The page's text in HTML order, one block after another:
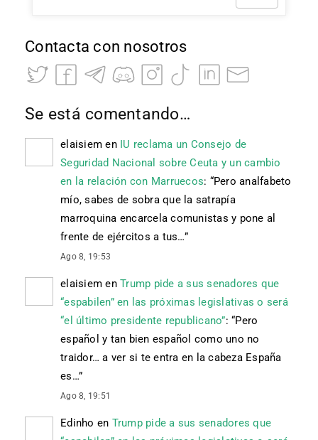
Contacta con nosotros
Se está comentando…
elaisiem en IU reclama un Consejo de
Seguridad Nacional sobre Ceuta y un cambio
en la relación con Marruecos: “Pero analfabeto
mío, sabes de sobra que la satrapía
marroquina encarcela comunistas y pone al
frente de ejércitos a tus…”
Ago 8, 19:53
elaisiem en Trump pide a sus senadores que
“espabilen” en las próximas legislativas o será
“el último presidente republicano”: “Pero
español y tan bien español como uno no
traidor… a ver si te entra en la cabeza España
es…”
Ago 8, 19:51
Edinho en Trump pide a sus senadores que